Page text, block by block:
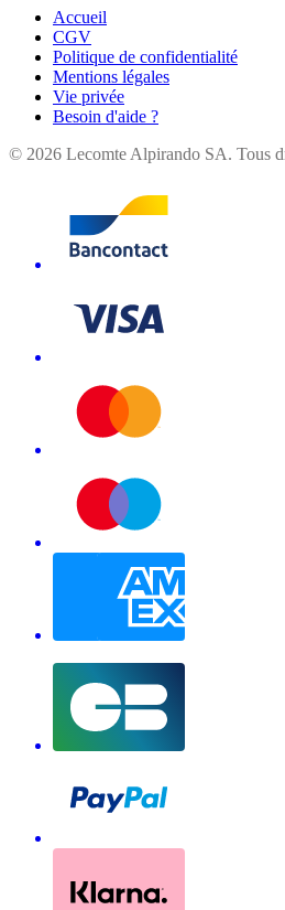
Accueil
CGV
Politique de confidentialité
Mentions légales
Vie privée
Besoin d'aide ?
© 2026 Lecomte Alpirando SA. Tous